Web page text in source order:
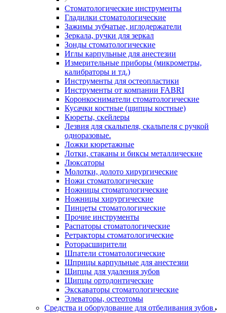
Стоматологические инструменты
Гладилки стоматологические
Зажимы зубчатые, иглодержатели
Зеркала, ручки для зеркал
Зонды стоматологические
Иглы карпульные для анестезии
Измерительные приборы (микрометры,
калибраторы и тд.)
Инструменты для остеопластики
Инструменты от компании FABRI
Коронкосниматели стоматологические
Кусачки костные (щипцы костные)
Кюреты, скейлеры
Лезвия для скальпеля, скальпеля с ручкой
одноразовые.
Ложки кюретажные
Лотки, стаканы и биксы металлические
Люксаторы
Молотки, долото хирургические
Ножи стоматологические
Ножницы стоматологические
Ножницы хирургические
Пинцеты стоматологические
Прочие инструменты
Распаторы стоматологические
Ретракторы стоматологические
Роторасширители
Шпатели стоматологические
Шприцы карпульные для анестезии
Щипцы для удаления зубов
Щипцы ортодонтические
Экскаваторы стоматологические
Элеваторы, остеотомы
Средства и оборудование для отбеливания зубов